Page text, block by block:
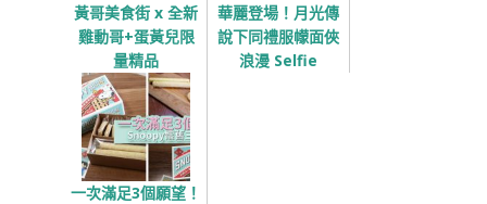
黃哥美食街 x 全新
雞動哥+蛋黃兒限
量精品
華麗登場！月光傳
說下同禮服幪面俠
浪漫 Selfie
一次滿足3個願望！